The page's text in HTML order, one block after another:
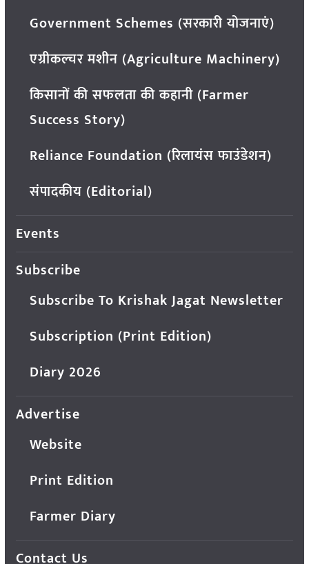
Government Schemes (सरकारी योजनाएं)
एग्रीकल्चर मशीन (Agriculture Machinery)
किसानों की सफलता की कहानी (Farmer
Success Story)
Reliance Foundation (रिलायंस फाउंडेशन)
संपादकीय (Editorial)
Events
Subscribe
Subscribe To Krishak Jagat Newsletter
Subscription (Print Edition)
Diary 2026
Advertise
Website
Print Edition
Farmer Diary
Contact Us